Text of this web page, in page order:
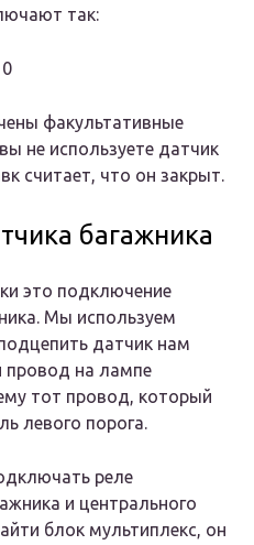
так:
факультативные
не используете датчик
считает, что он закрыт.
багажника
это подключение
Мы используем
датчик нам
провод на лампе
тот провод, который
левого порога.
реле
и центрального
блок мультиплекс, он